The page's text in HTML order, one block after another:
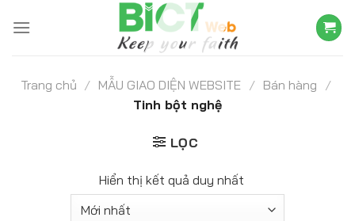
Trang chủ / MẪU GIAO DIỆN WEBSITE / Bán hàng /
Tinh bột nghệ
LỌC
Hiển thị kết quả duy nhất